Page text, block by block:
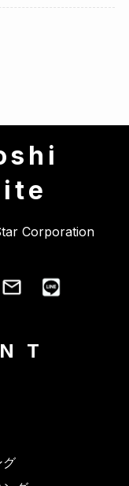
Corporation
グ